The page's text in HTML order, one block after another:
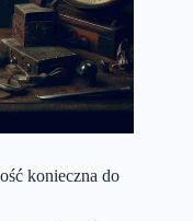
konieczna do